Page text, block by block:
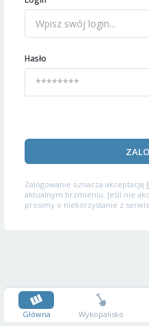
Hasło
Zalogowanie oznacza akceptację
aktualnym brzmieniu. Jeśli nie
prosimy o niekorzystanie z
Główna Wykopalisko